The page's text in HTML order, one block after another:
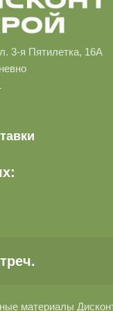
3-я Пятилетка, 16А
материалы